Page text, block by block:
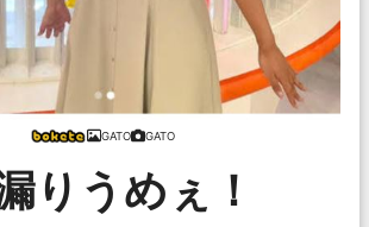
GATO GATO
りうめぇ！